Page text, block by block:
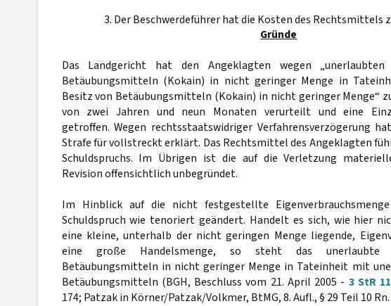
3. Der Beschwerdeführer hat die Kosten des Rechtsmittels
Gründe
Das Landgericht hat den Angeklagten wegen
Betäubungsmitteln (Kokain) in nicht geringer Menge in
Besitz von Betäubungsmitteln (Kokain) in nicht geringer Menge“
von zwei Jahren und neun Monaten verurteilt und eine
getroffen. Wegen rechtsstaatswidriger Verfahrensverzögerung
Strafe für vollstreckt erklärt. Das Rechtsmittel des Angeklagten
Schuldspruchs. Im Übrigen ist die auf die Verletzung
Revision offensichtlich unbegründet.
Im Hinblick auf die nicht festgestellte
Schuldspruch wie tenoriert geändert. Handelt es sich, wie hier
eine kleine, unterhalb der nicht geringen Menge liegende,
eine große Handelsmenge, so steht das unerlaubte
Betäubungsmitteln in nicht geringer Menge in Tateinheit mit
Betäubungsmitteln (BGH, Beschluss vom 21. April 2005 - 3 StR
174; Patzak in Körner/Patzak/Volkmer, BtMG, 8. Aufl., § 29 Teil 10 Rn.